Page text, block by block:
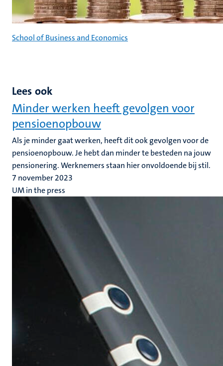
School of Business and Economics
Lees ook
Minder werken heeft gevolgen voor
pensioenopbouw
Als je minder gaat werken, heeft dit ook gevolgen voor de
pensioenopbouw. Je hebt dan minder te besteden na jouw
pensionering. Werknemers staan hier onvoldoende bij stil.
7 november 2023
UM in the press